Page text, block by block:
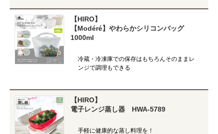
【HIRO】
【Modéré】やわらかシリコンバッグ
1000ml
冷蔵・冷凍庫での保存はもちろんそのままレ
ンジで調理もできる
【HIRO】
電子レンジ蒸し器 HWA-5789
手軽に健康的な蒸し料理を！